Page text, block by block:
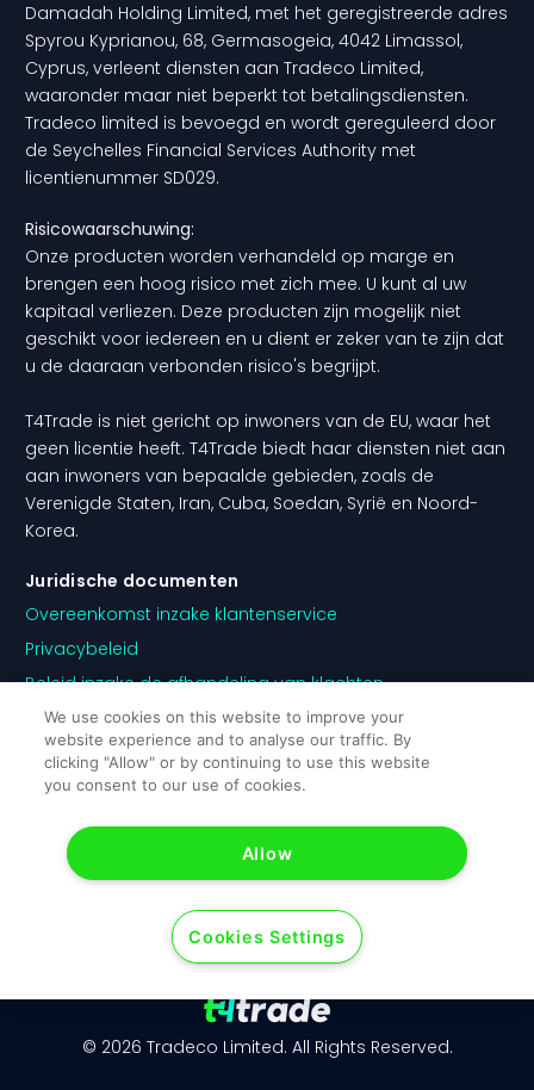
Damadah Holding Limited, met het geregistreerde adres
Spyrou Kyprianou, 68, Germasogeia, 4042 Limassol,
Cyprus, verleent diensten aan Tradeco Limited,
waaronder maar niet beperkt tot betalingsdiensten.
Tradeco limited is bevoegd en wordt gereguleerd door
de Seychelles Financial Services Authority met
licentienummer SD029.
Risicowaarschuwing:
Onze producten worden verhandeld op marge en
brengen een hoog risico met zich mee. U kunt al uw
kapitaal verliezen. Deze producten zijn mogelijk niet
geschikt voor iedereen en u dient er zeker van te zijn dat
u de daaraan verbonden risico's begrijpt.
T4Trade is niet gericht op inwoners van de EU, waar het
geen licentie heeft. T4Trade biedt haar diensten niet aan
aan inwoners van bepaalde gebieden, zoals de
Verenigde Staten, Iran, Cuba, Soedan, Syrië en Noord-
Korea.
Juridische documenten
Overeenkomst inzake klantenservice
Privacybeleid
Beleid inzake de afhandeling van klachten
Beleid inzake belangenverstrengeling
Beleid inzake orderuitvoering
Risico-mededeling
Cookiebeleid
© 2026 Tradeco Limited. All Rights Reserved.
We use cookies on this website to improve your
website experience and to analyse our traffic. By
clicking "Allow" or by continuing to use this website
you consent to our use of cookies.
Allow
Cookies Settings